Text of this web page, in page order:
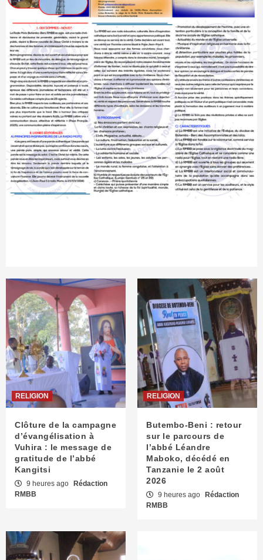
RELIGION
Clôture de la campagne
d’évangélisation à
Vuhira : le message de
gratitude de l’abbé
Kangitsi
9 heures ago Rédaction
RMBB
RELIGION
Butembo-Beni : retour
sur le parcours de
l’abbé Léandre
Maboko, décédé en
Tanzanie le 2 août
2026
9 heures ago Rédaction
RMBB